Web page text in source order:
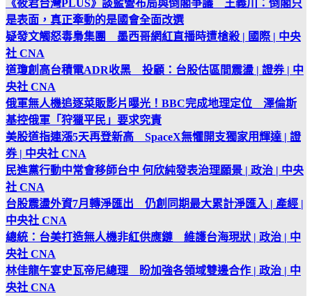
《筱君台灣PLUS》談藍營布局與倒閣爭議 王義川：倒閣只
是表面，真正牽動的是國會全面改選
疑發文觸怒毒梟集團 墨西哥網紅直播時遭槍殺 | 國際 | 中央
社 CNA
道瓊創高台積電ADR收黑 投顧：台股估區間震盪 | 證券 | 中
央社 CNA
俄軍無人機追逐菜販影片曝光！BBC完成地理定位 澤倫斯
基控俄軍「狩獵平民」要求究責
美股道指連漲5天再登新高 SpaceX無懼開支獨家用輝達 | 證
券 | 中央社 CNA
民進黨行動中常會移師台中 何欣純發表治理願景 | 政治 | 中央
社 CNA
台股震盪外資7月轉淨匯出 仍創同期最大累計淨匯入 | 產經 |
中央社 CNA
總統：台美打造無人機非紅供應鏈 維護台海現狀 | 政治 | 中
央社 CNA
林佳龍午宴史瓦帝尼總理 盼加強各領域雙邊合作 | 政治 | 中
央社 CNA